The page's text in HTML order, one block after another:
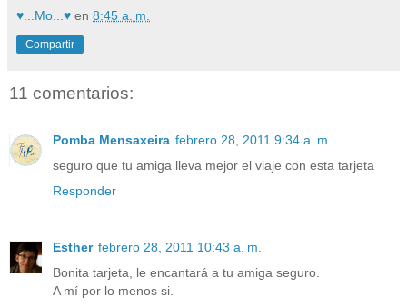
♥...Mo...♥ en 8:45 a. m.
Compartir
11 comentarios:
Pomba Mensaxeira febrero 28, 2011 9:34 a. m.
seguro que tu amiga lleva mejor el viaje con esta tarjeta
Responder
Esther febrero 28, 2011 10:43 a. m.
Bonita tarjeta, le encantará a tu amiga seguro.
A mí por lo menos si.